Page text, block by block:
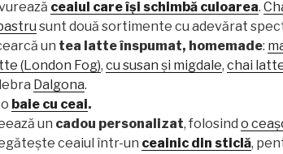
ceaiul care își schimbă culoarea.
sunt două sortimente cu adevărat
un tea latte înspumat, homemade:
(London Fog), cu susan și migdale, chai
Dalgona.
baie cu ceai.
un cadou personalizat, folosind o
ceaiul într-un ceainic din sticlă,